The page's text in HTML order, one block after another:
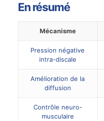
En résumé
Mécanisme
Pression négative
intra-discale
Amélioration de la
diffusion
Contrôle neuro-
musculaire